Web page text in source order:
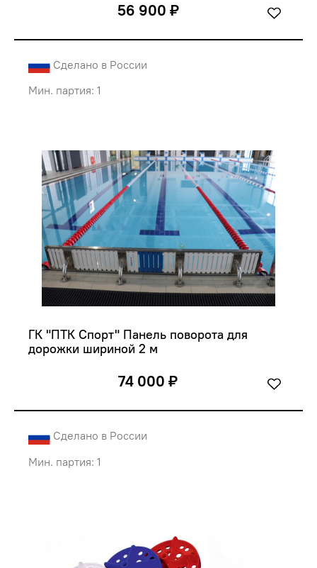
56 900 ₽
Сделано в России
Мин. партия: 1
ГК "ПТК Спорт" Панель поворота для
дорожки шириной 2 м
74 000 ₽
Сделано в России
Мин. партия: 1